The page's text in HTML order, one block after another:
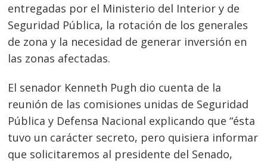
entregadas por el Ministerio del Interior y de
Seguridad Pública, la rotación de los generales
de zona y la necesidad de generar inversión en
las zonas afectadas.
El senador Kenneth Pugh dio cuenta de la
reunión de las comisiones unidas de Seguridad
Pública y Defensa Nacional explicando que “ésta
tuvo un carácter secreto, pero quisiera informar
que solicitaremos al presidente del Senado,